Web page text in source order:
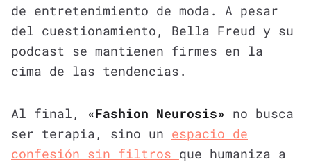
de entretenimiento de moda. A pesar
del cuestionamiento, Bella Freud y su
podcast se mantienen firmes en la
cima de las tendencias.
Al final, «Fashion Neurosis» no busca
ser terapia, sino un espacio de
confesión sin filtros que humaniza a